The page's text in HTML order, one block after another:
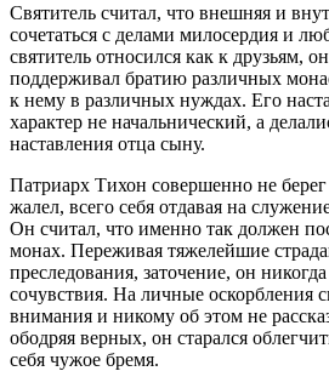
Святитель считал, что внешняя и
сочетаться с делами милосердия и
святитель относился как к друзьям,
поддерживал братию различных
к нему в различных нуждах. Его
характер не начальнический, а
наставления отца сыну.
Патриарх Тихон совершенно не
жалел, всего себя отдавая на
Он считал, что именно так должен
монах. Переживая тяжелейшие
преследования, заточение, он
сочувствия. На личные оскорбления
внимания и никому об этом не
ободряя верных, он старался
себя чужое бремя.